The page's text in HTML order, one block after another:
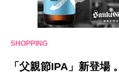
「父親節IPA」新登場